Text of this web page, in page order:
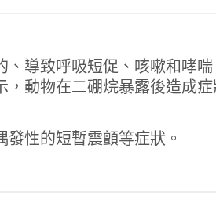
導致呼吸短促、咳嗽和哮
動物在二硼烷暴露後造成
性的短暫震顫等症狀。